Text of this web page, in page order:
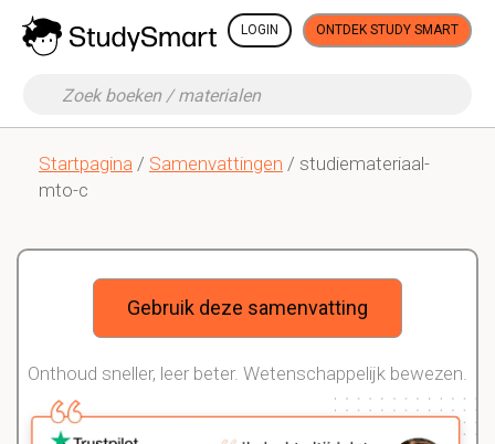
LOGIN ONTDEK STUDY SMART
Startpagina / Samenvattingen / studiemateriaal-
mto-c
Gebruik deze samenvatting
Onthoud sneller, leer beter. Wetenschappelijk bewezen.